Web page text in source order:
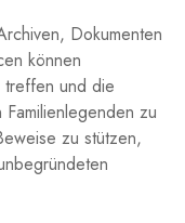
Dokumenten
können
treffen und die
zu
zu stützen,